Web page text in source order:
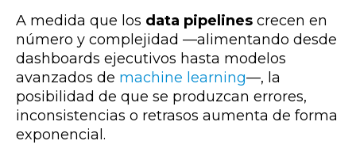
A medida que los data pipelines crecen en
número y complejidad —alimentando desde
dashboards ejecutivos hasta modelos
avanzados de machine learning—, la
posibilidad de que se produzcan errores,
inconsistencias o retrasos aumenta de forma
exponencial.